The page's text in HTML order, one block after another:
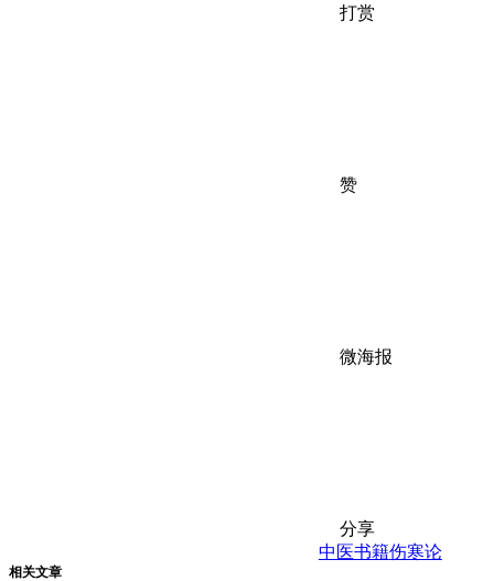
打赏
赞
微海报
分享
相关文章
中医书籍伤寒论